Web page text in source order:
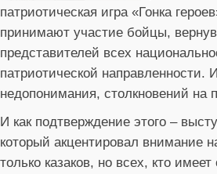
патриотическая игра «Гонка
принимают участие бойцы,
представителей всех
патриотической
недопонимания, столкновений на
И как подтверждение этого –
который акцентировал внимание
только казаков, но всех, кто